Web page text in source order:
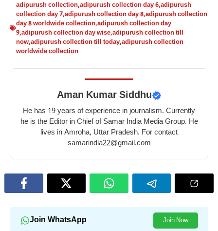
adipurush collection,adipurush collection day 6,adipurush
collection day 7,adipurush collection day 8,adipurush collection
day 8 worldwide collection,adipurush collection day
9,adipurush collection day wise,adipurush collection till
now,adipurush collection till today,adipurush collection
worldwide collection
Aman Kumar Siddhu
He has 19 years of experience in journalism. Currently
he is the Editor in Chief of Samar India Media Group. He
lives in Amroha, Uttar Pradesh. For contact
samarindia22@gmail.com
Join WhatsApp Join Now